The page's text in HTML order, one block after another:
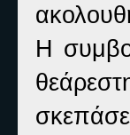
Η